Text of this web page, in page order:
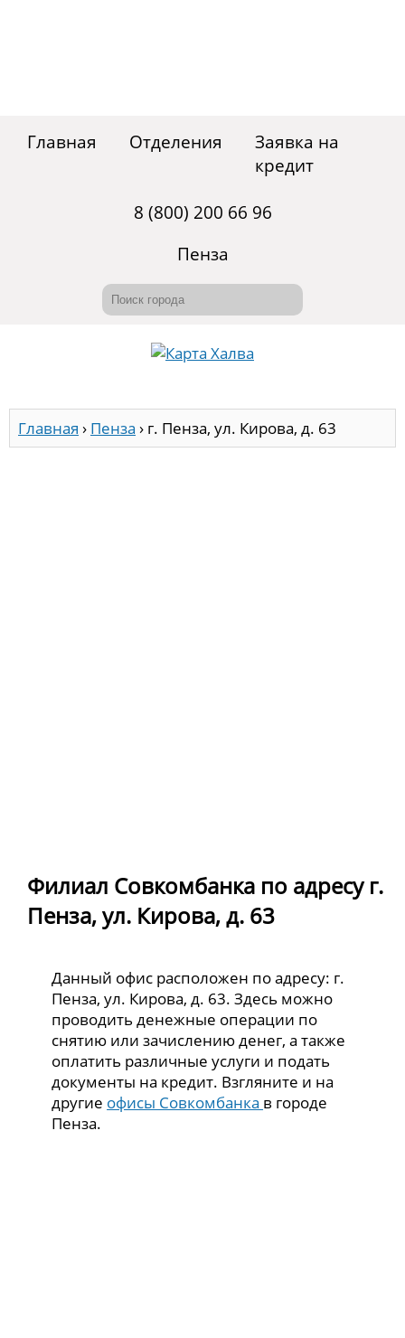
Главная Отделения
Заявка на
кредит
8 (800) 200 66 96
Пенза
Главная › Пенза › г. Пенза, ул. Кирова, д. 63
Филиал Совкомбанка по адресу г.
Пенза, ул. Кирова, д. 63
Данный офис расположен по адресу: г.
Пенза, ул. Кирова, д. 63. Здесь можно
проводить денежные операции по
снятию или зачислению денег, а также
оплатить различные услуги и подать
документы на кредит. Взгляните и на
другие офисы Совкомбанка в городе
Пенза.